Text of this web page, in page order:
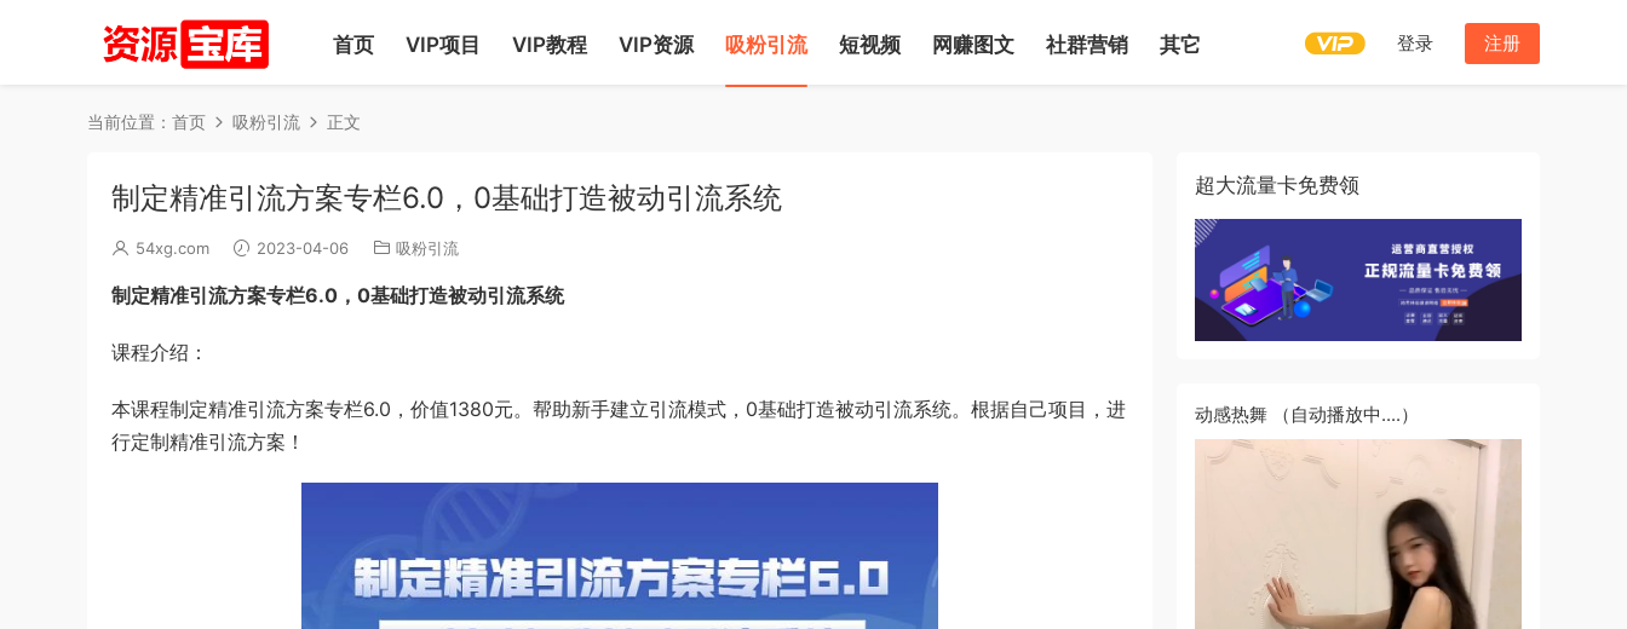
首页 VIP项目 VIP教程 VIP资源 吸粉引流 短视频 网赚图文 社群营销 其它 登录 注册
当前位置： 首页 吸粉引流 正文
制定精准引流方案专栏6.0，0基础打造被动引流系统
54xg.com 2023-04-06 吸粉引流
制定精准引流方案专栏6.0，0基础打造被动引流系统
课程介绍：
本课程制定精准引流方案专栏6.0，价值1380元。帮助新手建立引流模式，0基础打造被动引流系统。根据自己项目，进
行定制精准引流方案！
超大流量卡免费领
动感热舞 （自动播放中....）